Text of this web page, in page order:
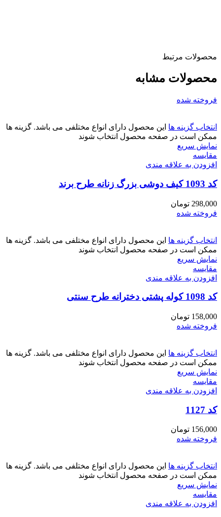
محصولات مرتبط
محصولات مشابه
فروخته شده
انتخاب گزینه ها این محصول دارای انواع مختلفی می باشد. گزینه ها
ممکن است در صفحه محصول انتخاب شوند
نمایش سریع
مقايسه
افزودن به علاقه مندی
کد 1093 کیف دوشی بزرگ زنانه طرح برند
298,000 تومان
فروخته شده
انتخاب گزینه ها این محصول دارای انواع مختلفی می باشد. گزینه ها
ممکن است در صفحه محصول انتخاب شوند
نمایش سریع
مقايسه
افزودن به علاقه مندی
کد 1098 کوله پشتی دخترانه طرح سنتی
158,000 تومان
فروخته شده
انتخاب گزینه ها این محصول دارای انواع مختلفی می باشد. گزینه ها
ممکن است در صفحه محصول انتخاب شوند
نمایش سریع
مقايسه
افزودن به علاقه مندی
کد 1127
156,000 تومان
فروخته شده
انتخاب گزینه ها این محصول دارای انواع مختلفی می باشد. گزینه ها
ممکن است در صفحه محصول انتخاب شوند
نمایش سریع
مقايسه
افزودن به علاقه مندی